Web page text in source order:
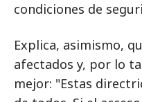
condiciones de
Explica, asimismo,
afectados y, por lo
mejor: "Estas